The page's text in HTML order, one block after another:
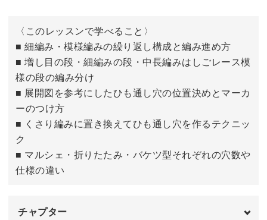
持ち手を変えるだけで、同じバッグでも雰囲気がまったく
違って見えるんです♪
コーディネートに合わせて持ち手を決めるのも楽しいです
よ。
3種類のバッグのうちどれか1つを作って、3つの持ち手で
カスタムしたりしてもOK。
自分で編み上げた世界にひとつだけのバッグが、毎日をよ
側面の6段目について
側面の6段目を編む 19:53
〈このレッスンで学べること〉
■ 細編み・模様編みの繰り返し構成と編み進め方
■ 増し目の段・細編みの段・中長編みはしごレース模
様の段の編み分け
■ 展開図を参考にしたひも通し穴の位置決めとマーカ
ーのつけ方
■ くさり編みに置き換えてひも通し穴を作るテクニッ
ク
■ マルシェ・折りたたみ・バケツ型それぞれの穴数や
仕様の違い
チャプター